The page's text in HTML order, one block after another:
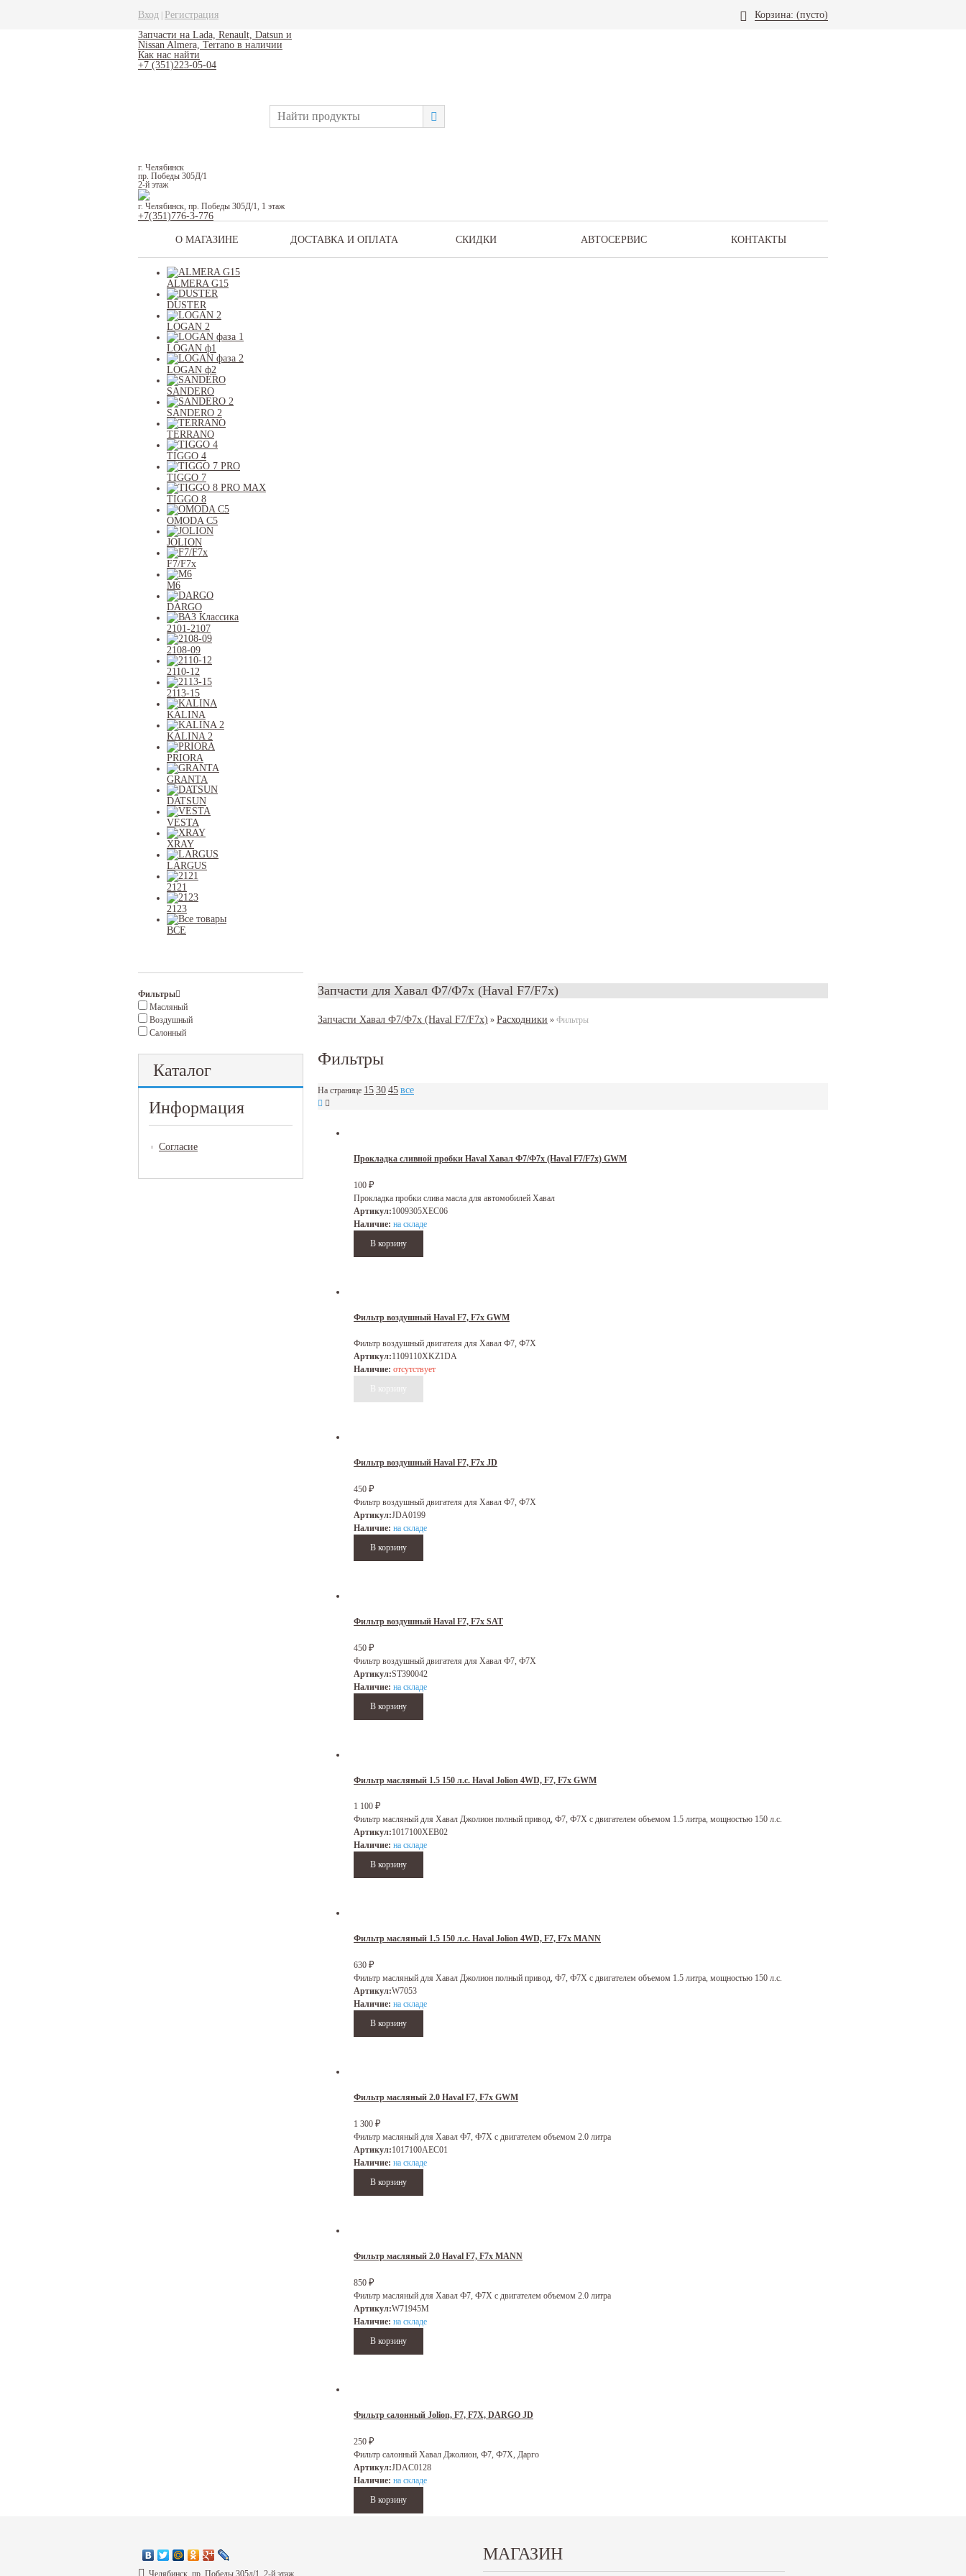
Вход Регистрация Корзина: (пусто)
Запчасти на Lada, Renault, Datsun и
Nissan Almera, Terrano в наличии
Как нас найти
+7 (351)223-05-04
г. Челябинск
пр. Победы 305Д/1
2-й этаж
г. Челябинск, пр. Победы 305Д/1, 1 этаж
+7(351)776-3-776
О МАГАЗИНЕ ДОСТАВКА И ОПЛАТА СКИДКИ АВТОСЕРВИС КОНТАКТЫ
ALMERA G15
DUSTER
LOGAN 2
LOGAN ф1
LOGAN ф2
SANDERO
SANDERO 2
TERRANO
TIGGO 4
TIGGO 7
TIGGO 8
OMODA C5
JOLION
F7/F7x
M6
DARGO
2101-2107
2108-09
2110-12
2113-15
KALINA
KALINA 2
PRIORA
GRANTA
DATSUN
VESTA
XRAY
LARGUS
2121
2123
ВСЕ
Фильтры
Масляный
Воздушный
Салонный
Каталог
Информация
Согласие
Запчасти для Хавал Ф7/Ф7х (Haval F7/F7x)
Запчасти Хавал Ф7/Ф7х (Haval F7/F7x) » Расходники » Фильтры
Фильтры
На странице 153045все
Прокладка сливной пробки Haval Хавал Ф7/Ф7х (Haval F7/F7x) GWM
100 ₽
Прокладка пробки слива масла для автомобилей Хавал
Артикул:1009305XEC06
Наличие: на складе
Фильтр воздушный Haval F7, F7x GWM
Фильтр воздушный двигателя для Хавал Ф7, Ф7Х
Артикул:1109110XKZ1DA
Наличие: отсутствует
Фильтр воздушный Haval F7, F7x JD
450 ₽
Фильтр воздушный двигателя для Хавал Ф7, Ф7Х
Артикул:JDA0199
Наличие: на складе
Фильтр воздушный Haval F7, F7x SAT
450 ₽
Фильтр воздушный двигателя для Хавал Ф7, Ф7Х
Артикул:ST390042
Наличие: на складе
Фильтр масляный 1.5 150 л.с. Haval Jolion 4WD, F7, F7x GWM
1 100 ₽
Фильтр масляный для Хавал Джолион полный привод, Ф7, Ф7Х с двигателем объемом 1.5 литра, мощностью 150 л.с.
Артикул:1017100XEB02
Наличие: на складе
Фильтр масляный 1.5 150 л.с. Haval Jolion 4WD, F7, F7x MANN
630 ₽
Фильтр масляный для Хавал Джолион полный привод, Ф7, Ф7Х с двигателем объемом 1.5 литра, мощностью 150 л.с.
Артикул:W7053
Наличие: на складе
Фильтр масляный 2.0 Haval F7, F7x GWM
1 300 ₽
Фильтр масляный для Хавал Ф7, Ф7Х с двигателем объемом 2.0 литра
Артикул:1017100AEC01
Наличие: на складе
Фильтр масляный 2.0 Haval F7, F7x MANN
850 ₽
Фильтр масляный для Хавал Ф7, Ф7Х с двигателем объемом 2.0 литра
Артикул:W71945M
Наличие: на складе
Фильтр салонный Jolion, F7, F7X, DARGO JD
250 ₽
Фильтр салонный Хавал Джолион, Ф7, Ф7Х, Дарго
Артикул:JDAC0128
Наличие: на складе
Фильтр салонный угольный Jolion, F7, F7x, DARGO JD
Челябинск, пр. Победы 305д/1, 2-й этаж
МАГАЗИН